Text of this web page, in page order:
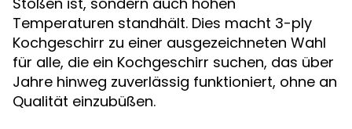
Temperaturen standhält. Dies macht 3-ply
Kochgeschirr zu einer ausgezeichneten Wahl
für alle, die ein Kochgeschirr suchen, das über
Jahre hinweg zuverlässig funktioniert, ohne an
Qualität einzubüßen.